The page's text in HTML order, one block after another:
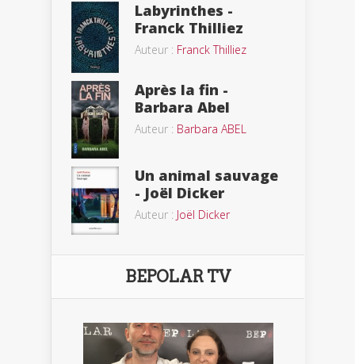
Labyrinthes -
Franck Thilliez
Auteur : Franck Thilliez
Après la fin -
Barbara Abel
Auteur : Barbara ABEL
Un animal sauvage
- Joël Dicker
Auteur : Joël Dicker
BEPOLAR TV